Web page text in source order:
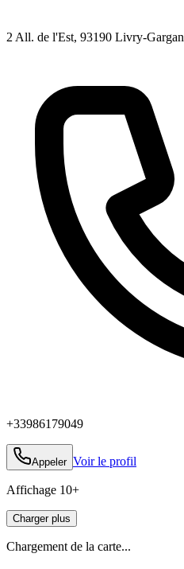
2 All. de l'Est, 93190 Livry-Gargan
+33986179049
Appeler Voir le profil
Affichage 10+
Charger plus
Chargement de la carte...